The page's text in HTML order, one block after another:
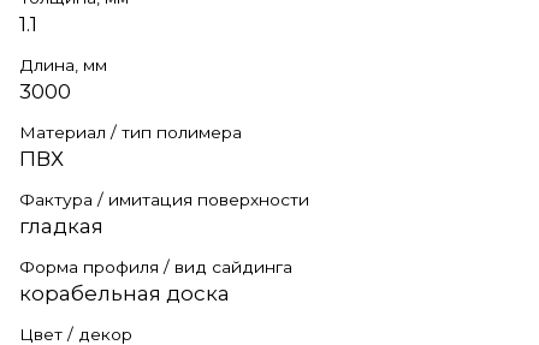
1.1
Длина, мм
3000
Материал / тип полимера
ПВХ
Фактура / имитация поверхности
гладкая
Форма профиля / вид сайдинга
корабельная доска
Цвет / декор